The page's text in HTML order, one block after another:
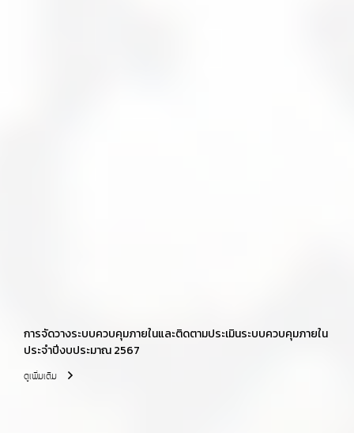
การจัดวางระบบควบคุมภายในและติดตามประเมินระบบควบคุมภายใน
ประจำปีงบประมาณ 2567
ดูเพิ่มเติม